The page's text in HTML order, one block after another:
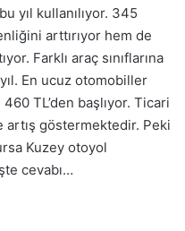
yıl kullanılıyor. 345
arttırıyor hem de
Farklı araç sınıflarına
En ucuz otomobiller
TL’den başlıyor. Ticari
göstermektedir. Peki
Kuzey otoyol
cevabı…